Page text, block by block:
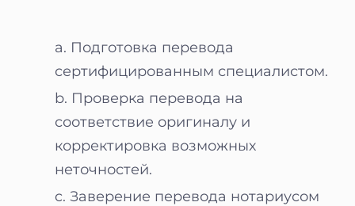
Подготовка перевода
сертифицированным специалистом.
Проверка перевода на
соответствие оригиналу и
корректировка возможных
неточностей.
Заверение перевода нотариусом